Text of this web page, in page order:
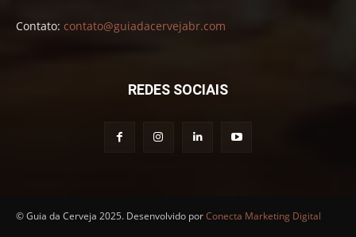
Contato: contato@guiadacervejabr.com
REDES SOCIAIS
© Guia da Cerveja 2025. Desenvolvido porConecta Marketing Digital